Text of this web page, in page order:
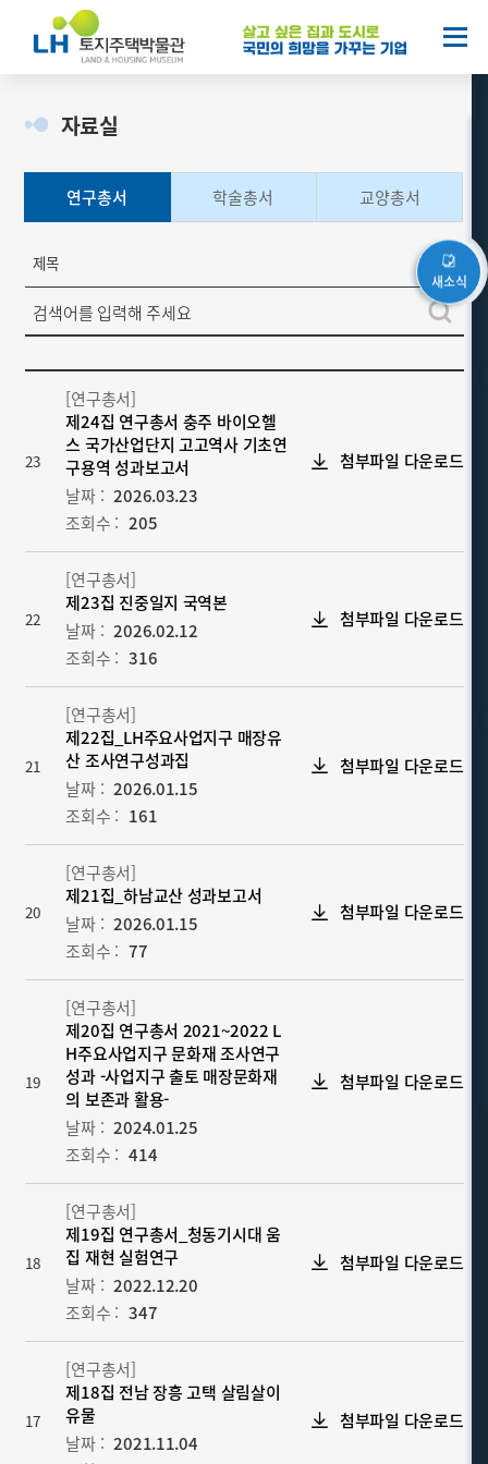
열기
자료실
연구총서 학술총서 교양총서
구
서
검색
23
[연구총서]
제24집 연구총서 충주 바이오헬
스 국가산업단지 고고역사 기초연
구용역 성과보고서
날짜 : 2026.03.23
조회수 : 205
첨부파일 다운로드
22
[연구총서]
제23집 진중일지 국역본
날짜 : 2026.02.12
조회수 : 316
첨부파일 다운로드
21
[연구총서]
제22집_LH주요사업지구 매장유
산 조사연구성과집
날짜 : 2026.01.15
조회수 : 161
첨부파일 다운로드
20
[연구총서]
제21집_하남교산 성과보고서
날짜 : 2026.01.15
조회수 : 77
첨부파일 다운로드
19
[연구총서]
제20집 연구총서 2021~2022 L
H주요사업지구 문화재 조사연구
성과 -사업지구 출토 매장문화재
의 보존과 활용-
날짜 : 2024.01.25
조회수 : 414
첨부파일 다운로드
18
[연구총서]
제19집 연구총서_청동기시대 움
집 재현 실험연구
날짜 : 2022.12.20
조회수 : 347
첨부파일 다운로드
17
[연구총서]
제18집 전남 장흥 고택 살림살이
유물
날짜 : 2021.11.04
첨부파일 다운로드